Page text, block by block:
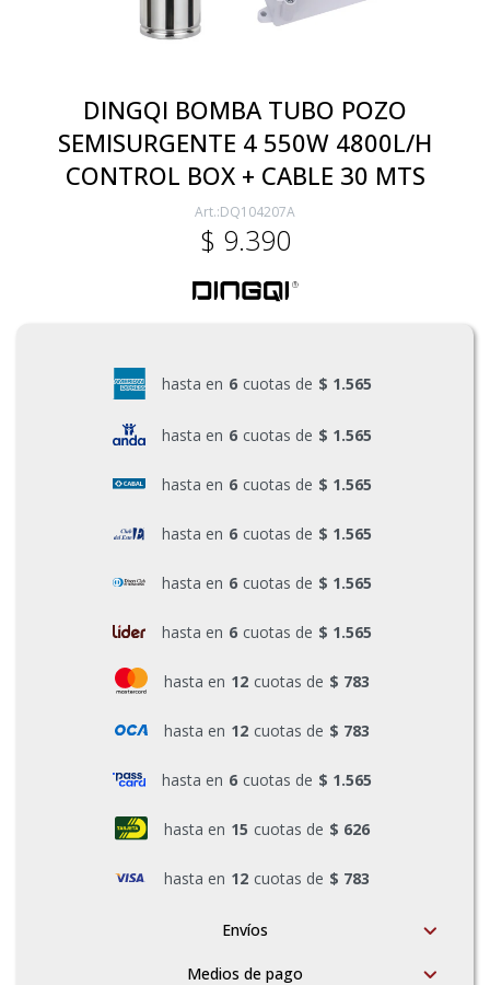
DINGQI BOMBA TUBO POZO
SEMISURGENTE 4 550W 4800L/H
CONTROL BOX + CABLE 30 MTS
DQ104207A
$ 9.390
hasta en 6 cuotas de $ 1.565
hasta en 6 cuotas de $ 1.565
hasta en 6 cuotas de $ 1.565
hasta en 6 cuotas de $ 1.565
hasta en 6 cuotas de $ 1.565
hasta en 6 cuotas de $ 1.565
hasta en 12 cuotas de $ 783
hasta en 12 cuotas de $ 783
hasta en 6 cuotas de $ 1.565
hasta en 15 cuotas de $ 626
hasta en 12 cuotas de $ 783
Envíos
Medios de pago
Ferretería
Herramientas Eléctrica y Batería
Herramientas Manuales
Generadores
Pinturas y Accesorios